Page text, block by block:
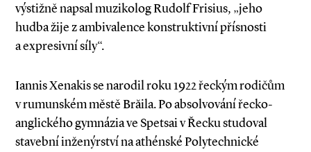
výstižně napsal muzikolog Rudolf Frisius, „jeho
hudba žije z ambivalence konstruktivní přísnosti
a expresivní síly“.
Iannis Xenakis se narodil ro­­­ku 1922 řeckým rodičům
v ru­munském městě Brăila. Po absolvování řecko­-
anglického gymnázia ve Spetsai v Řecku studoval
stavební inženýrství na athénské Polytechnické